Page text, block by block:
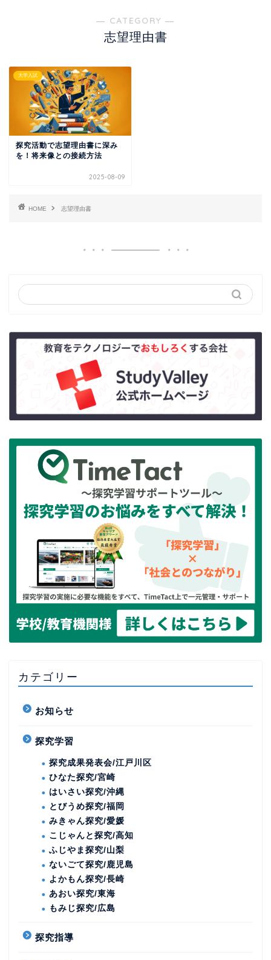
― CATEGORY ―
志望理由書
大学入試
探究活動で志望理由書に深み
を！将来像との接続方法
2025-08-09
HOME 志望理由書
カテゴリー
お知らせ
探究学習
探究成果発表会/江戸川区
ひなた探究/宮崎
はいさい探究/沖縄
とびうめ探究/福岡
みきゃん探究/愛媛
こじゃんと探究/高知
ふじやま探究/山梨
ないごて探究/鹿児島
よかもん探究/長崎
あおい探究/東海
もみじ探究/広島
探究指導